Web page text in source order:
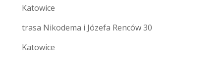
Katowice
trasa Nikodema i Józefa Renców 30
Katowice